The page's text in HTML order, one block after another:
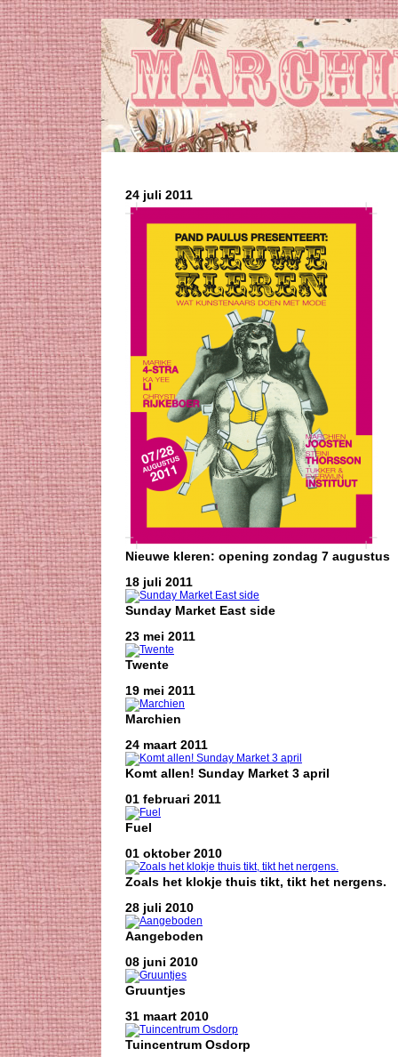
24 juli 2011
Nieuwe kleren: opening zondag 7 augustus
18 juli 2011
Sunday Market East side
23 mei 2011
Twente
19 mei 2011
Marchien
24 maart 2011
Komt allen! Sunday Market 3 april
01 februari 2011
Fuel
01 oktober 2010
Zoals het klokje thuis tikt, tikt het nergens.
28 juli 2010
Aangeboden
08 juni 2010
Gruuntjes
31 maart 2010
Tuincentrum Osdorp